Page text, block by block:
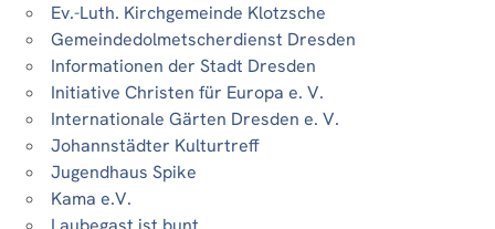
Ev.-Luth. Kirchgemeinde Klotzsche
Gemeindedolmetscherdienst Dresden
Informationen der Stadt Dresden
Initiative Christen für Europa e. V.
Internationale Gärten Dresden e. V.
Johannstädter Kulturtreff
Jugendhaus Spike
Kama e.V.